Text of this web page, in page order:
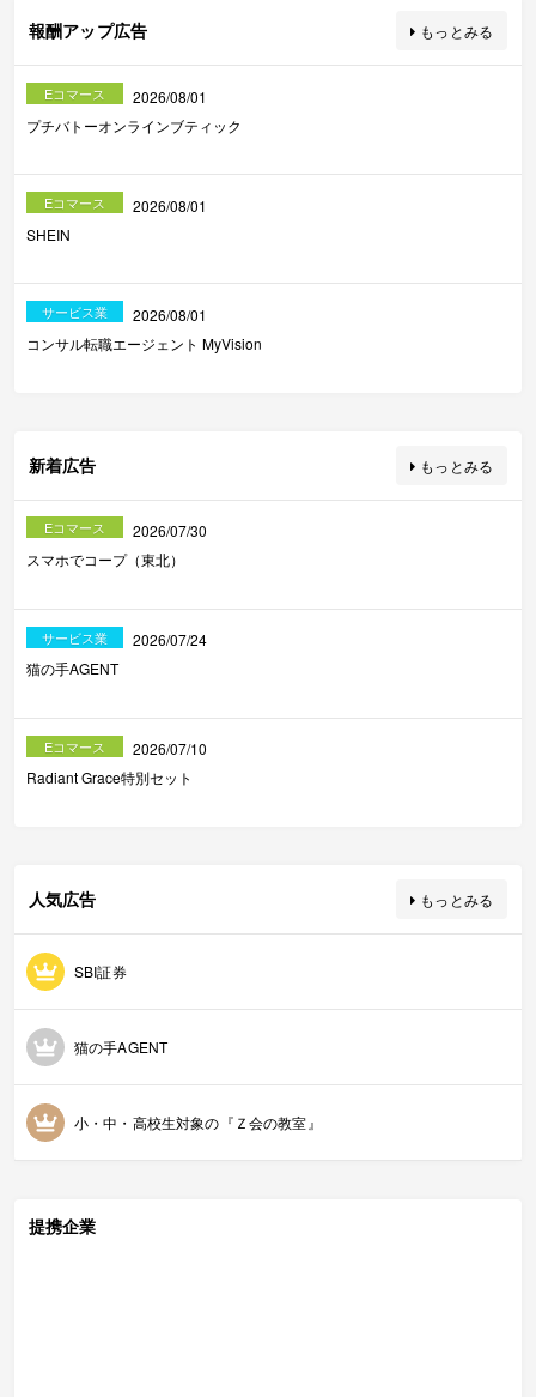
報酬アップ広告 もっとみる
Eコマース
2026/08/01
プチバトーオンラインブティック
Eコマース
2026/08/01
SHEIN
サービス業
2026/08/01
コンサル転職エージェント MyVision
新着広告 もっとみる
Eコマース
2026/07/30
スマホでコープ（東北）
サービス業
2026/07/24
猫の手AGENT
Eコマース
2026/07/10
Radiant Grace特別セット
人気広告 もっとみる
SBI証券
猫の手AGENT
小・中・高校生対象の『Ｚ会の教室』
提携企業